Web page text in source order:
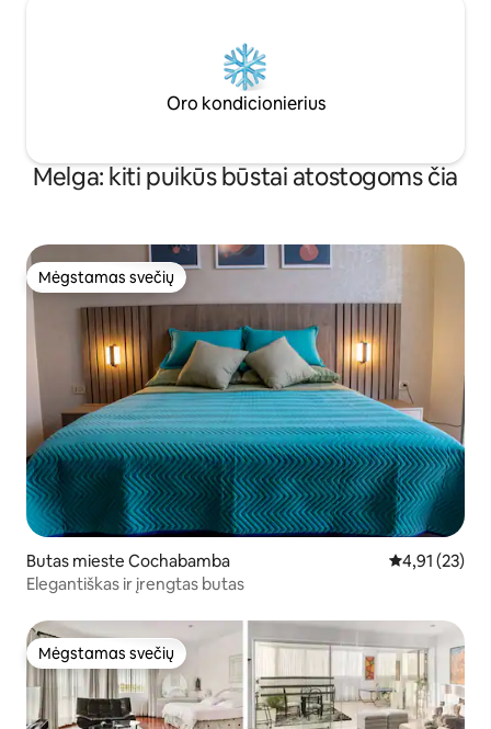
Oro kondicionierius
Melga: kiti puikūs būstai atostogoms čia
Mėgstamas svečių
Mėgstamas svečių
Butas mieste Cochabamba Vidutinis
4,91 (23)
Elegantiškas ir įrengtas butas
Mėgstamas svečių
Mėgstamas svečių